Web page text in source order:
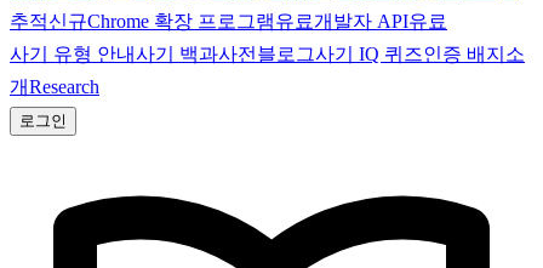
추적신규Chrome 확장 프로그램유료개발자 API유료
사기 유형 안내사기 백과사전 블로그사기 IQ 퀴즈인증 배지 소
개Research
로그인